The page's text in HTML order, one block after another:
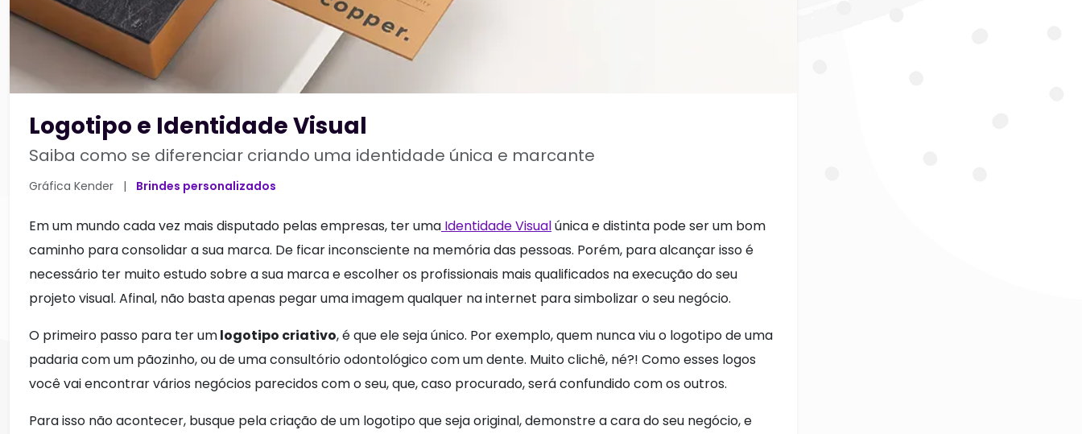
Logotipo e Identidade Visual
Saiba como se diferenciar criando uma identidade única e marcante
Gráfica Kender | Brindes personalizados
Em um mundo cada vez mais disputado pelas empresas, ter uma Identidade Visualúnica e distinta pode ser um bom
caminho para consolidar a sua marca. De ficar inconsciente na memória das pessoas. Porém, para alcançar isso é
necessário ter muito estudo sobre a sua marca e escolher os profissionais mais qualificados na execução do seu
projeto visual. Afinal, não basta apenas pegar uma imagem qualquer na internet para simbolizar o seu negócio.
O primeiro passo para ter umlogotipo criativo, é que ele seja único. Por exemplo, quem nunca viu o logotipo de uma
padaria com um pãozinho, ou de uma consultório odontológico com um dente. Muito clichê, né?! Como esses logos
você vai encontrar vários negócios parecidos com o seu, que, caso procurado, será confundido com os outros.
Para isso não acontecer, busque pela criação de um logotipo que seja original, demonstre a cara do seu negócio, e